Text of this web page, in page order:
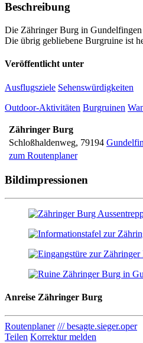
Beschreibung
Die Zähringer Burg in Gundelfingen
Die übrig gebliebene Burgruine ist
Veröffentlicht unter
Ausflugsziele Sehens­würdigkeiten
Outdoor-Aktivitäten Burgruinen
Zähringer Burg
Schloßhaldenweg, 79194
zum Routenplaner
Bildimpressionen
Anreise Zähringer Burg
Routenplaner /// besagte.sieger.oper
Teilen Korrektur melden